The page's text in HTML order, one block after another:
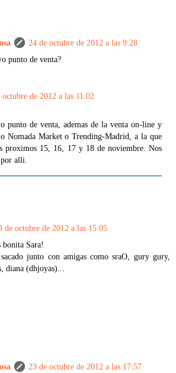
24 de octubre de 2012 a las 9:28
punto de venta?
octubre de 2012 a las 11:02
punto de venta, ademas de la venta on-line y
Nomada Market o Trending-Madrid, a la que
proximos 15, 16, 17 y 18 de noviembre. Nos
alli.
de octubre de 2012 a las 15:05
bonita Sara!
junto con amigas como sraO, gury gury,
diana (dhjoyas)...
23 de octubre de 2012 a las 17:57